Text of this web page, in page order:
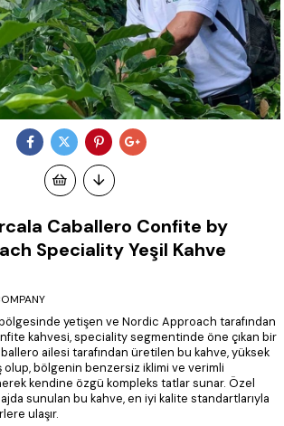
Caballero Confite by
Speciality Yeşil Kahve
yetişen ve Nordic Approach tarafından
kahvesi, speciality segmentinde öne çıkan bir
ailesi tarafından üretilen bu kahve, yüksek
olup, bölgenin benzersiz iklimi ve verimli
kendine özgü kompleks tatlar sunar. Özel
sunulan bu kahve, en iyi kalite standartlarıyla
ulaşır.